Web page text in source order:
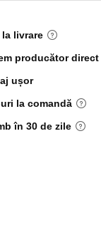
la livrare
producător direct
ușor
la comandă
în 30 de zile